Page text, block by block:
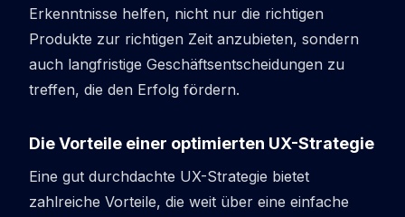
Erkenntnisse helfen, nicht nur die richtigen
Produkte zur richtigen Zeit anzubieten, sondern
auch langfristige Geschäftsentscheidungen zu
treffen, die den Erfolg fördern.
Die Vorteile einer optimierten UX-Strategie
Eine gut durchdachte UX-Strategie bietet
zahlreiche Vorteile, die weit über eine einfache